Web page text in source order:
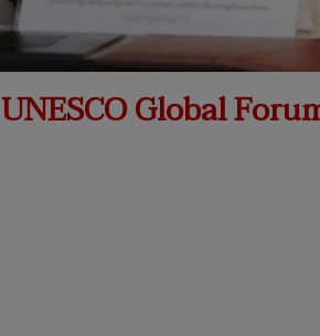
UNESCO Global